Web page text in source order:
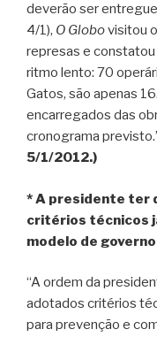
deverão ser
4/1), O Globovisitou
represas e
ritmo lento: 70
Gatos, são apenas
encarregados das
cronograma
5/1/2012.)
* A presidente ter
critérios técnicos
modelo de governo
“A ordem da
adotados critérios
para prevenção e